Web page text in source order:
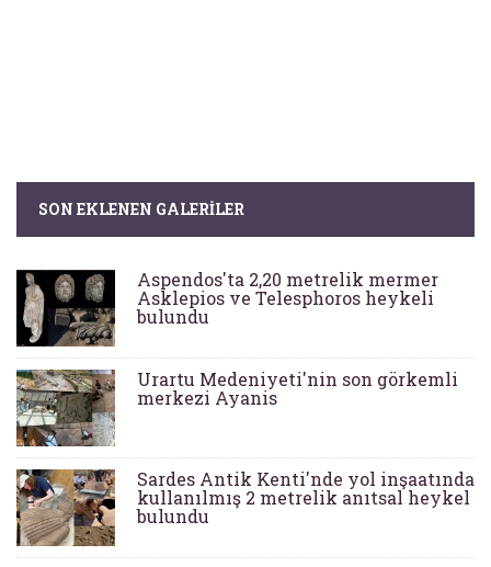
SON EKLENEN GALERILER
Aspendos'ta 2,20 metrelik mermer
Asklepios ve Telesphoros heykeli
bulundu
Urartu Medeniyeti'nin son görkemli
merkezi Ayanis
Sardes Antik Kenti'nde yol inşaatında
kullanılmış 2 metrelik anıtsal heykel
bulundu